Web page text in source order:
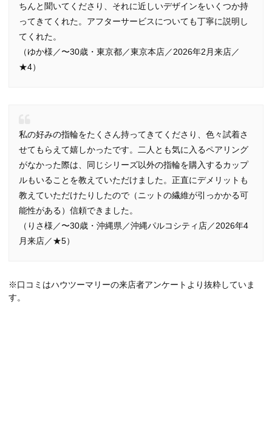
ちんと聞いてくださり、それに近しいデザインをいくつか持
ってきてくれた。アフターサービスについても丁寧に説明し
てくれた。
（ゆか様／〜30歳・東京都／東京本店／2026年2月来店／
★4）
私の好みの指輪をたくさん持ってきてくださり、色々試着さ
せてもらえて嬉しかったです。二人とも気に入るペアリング
がなかった際は、同じシリーズ以外の指輪を購入するカップ
ルもいることを教えていただけました。正直にデメリットも
教えていただけたりしたので（ニットの繊維が引っかかる可
能性がある）信頼できました。
（りさ様／〜30歳・沖縄県／沖縄パルコシティ店／2026年4
月来店／★5）
※口コミはハウツーマリーの来店者アンケートより抜粋していま
す。